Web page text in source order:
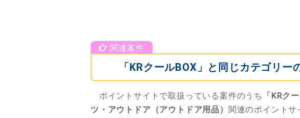
「KRクールBOX」と同じカテゴリ
ポイントサイトで取扱っている案件のうち 「KRク
ツ・アウトドア（アウトドア用品） 関連のポイントサ